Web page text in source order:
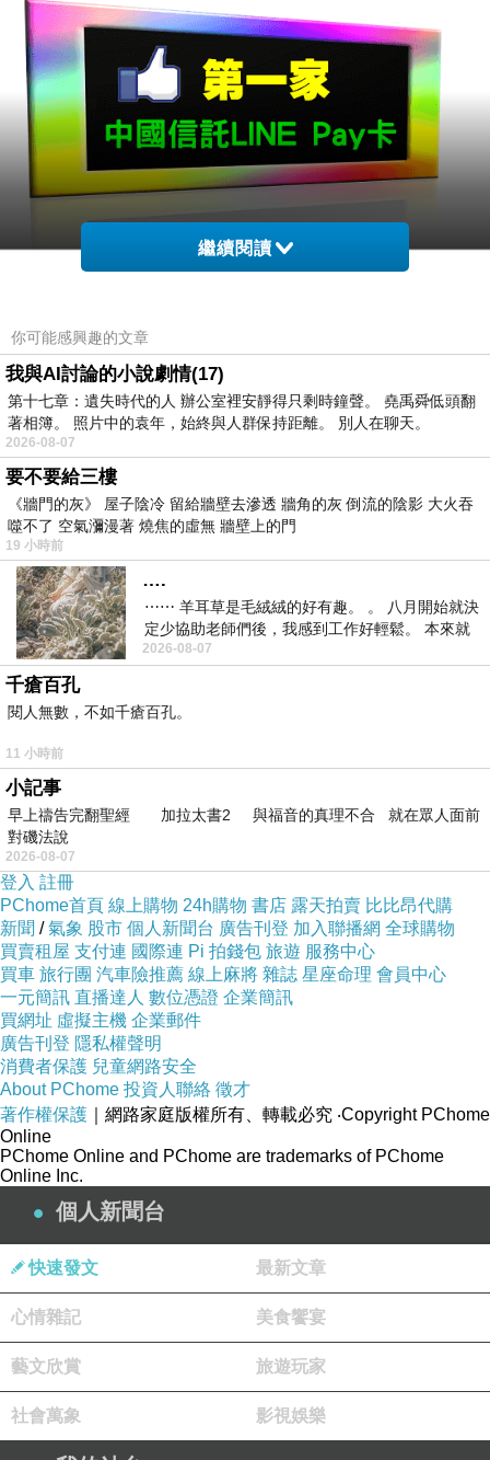
繼續閱讀
你可能感興趣的文章
我與AI討論的小說劇情(17)
第十七章：遺失時代的人 辦公室裡安靜得只剩時鐘聲。 堯禹舜低頭翻
著相簿。 照片中的袁年，始終與人群保持距離。 別人在聊天。
2026-08-07
要不要給三樓
《牆門的灰》 屋子陰冷 留給牆壁去滲透 牆角的灰 倒流的陰影 大火吞
噬不了 空氣瀰漫著 燒焦的虛無 牆壁上的門
19 小時前
….
⋯⋯ 羊耳草是毛絨絨的好有趣。 。 八月開始就決
定少協助老師們後，我感到工作好輕鬆。 本來就
不是我的工作啊。 真
2026-08-07
千瘡百孔
閱人無數，不如千瘡百孔。
11 小時前
小記事
早上禱告完翻聖經 加拉太書2 與福音的真理不合 就在眾人面前
對磯法說
2026-08-07
登入 註冊
PChome首頁 線上購物 24h購物 書店 露天拍賣 比比昂代購
新聞 /氣象 股市 個人新聞台 廣告刊登 加入聯播網 全球購物
買賣租屋 支付連 國際連 Pi 拍錢包 旅遊 服務中心
買車 旅行團 汽車險推薦 線上麻將 雜誌 星座命理 會員中心
一元簡訊 直播達人 數位憑證 企業簡訊
買網址 虛擬主機 企業郵件
廣告刊登 隱私權聲明
消費者保護 兒童網路安全
About PChome 投資人聯絡 徵才
著作權保護 ｜網路家庭版權所有、轉載必究 ‧Copyright PChome
Online
PChome Online and PChome are trademarks of PChome
Online Inc.
個人新聞台
快速發文 最新文章
心情雜記 美食饗宴
藝文欣賞 旅遊玩家
社會萬象 影視娛樂